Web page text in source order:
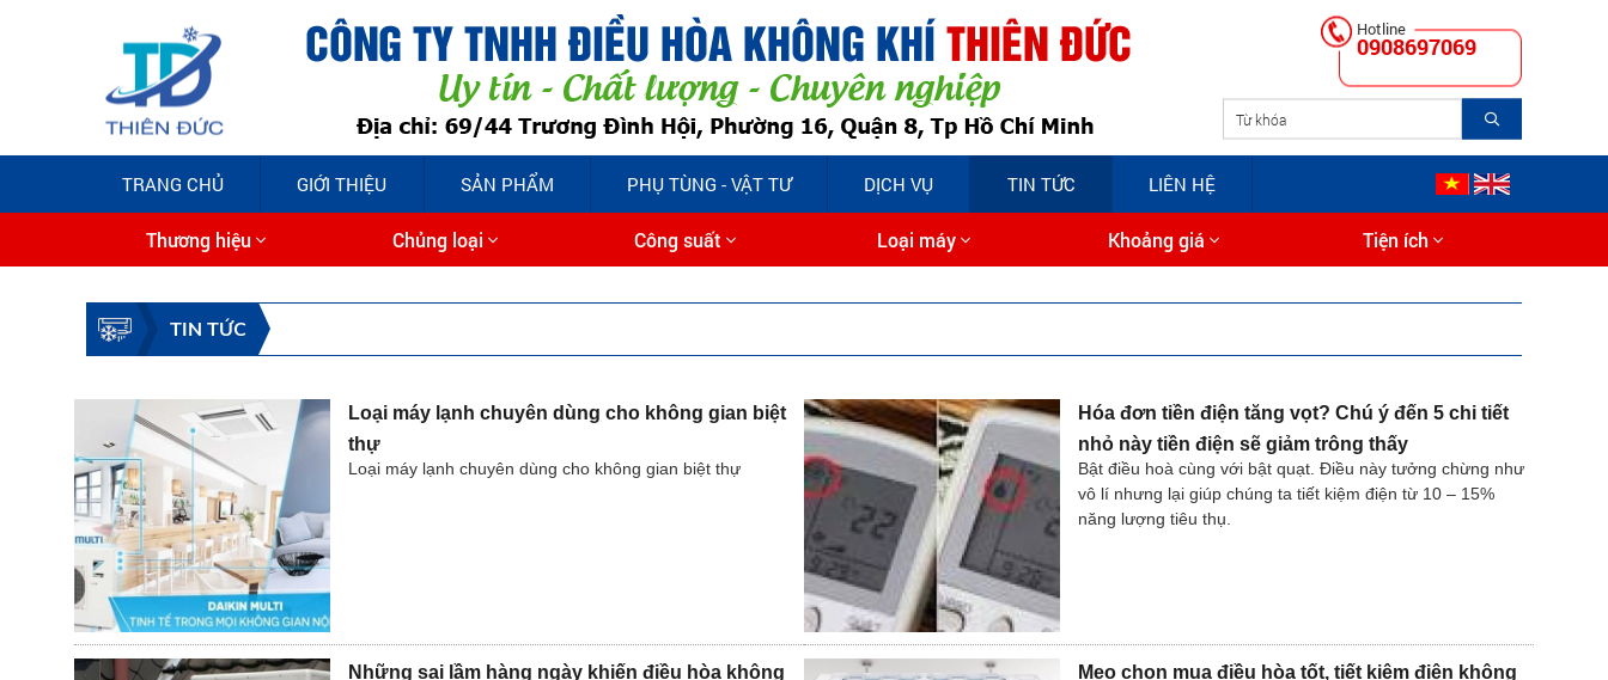
0908697069
TRANG CHỦ GIỚI THIỆU SẢN PHẨM PHỤ TÙNG - VẬT TƯ DỊCH VỤ TIN TỨC LIÊN HỆ
Thương hiệu Chủng loại Công suất Loại máy Khoảng giá Tiện ích
TIN TỨC
Loại máy lạnh chuyên dùng cho không gian biệt
thự
Loại máy lạnh chuyên dùng cho không gian biệt thự
Hóa đơn tiền điện tăng vọt? Chú ý đến 5 chi tiết
nhỏ này tiền điện sẽ giảm trông thấy
Bật điều hoà cùng với bật quạt. Điều này tưởng chừng như
vô lí nhưng lại giúp chúng ta tiết kiệm điện từ 10 – 15%
năng lượng tiêu thụ.
Những sai lầm hàng ngày khiến điều hòa không
Mẹo chọn mua điều hòa tốt, tiết kiệm điện không